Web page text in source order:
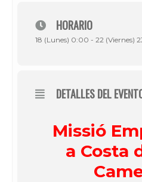
HORARIO
18 (Lunes) 0:00 - 22 (Viernes)
DETALLES DEL
Missió
a Costa